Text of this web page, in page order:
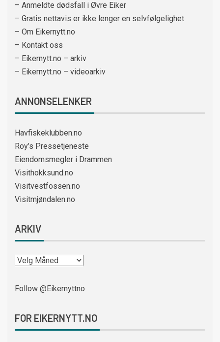
– Anmeldte dødsfall i Øvre Eiker
– Gratis nettavis er ikke lenger en selvfølgelighet
– Om Eikernytt.no
– Kontakt oss
– Eikernytt.no – arkiv
– Eikernytt.no – videoarkiv
ANNONSELENKER
Havfiskeklubben.no
Roy’s Pressetjeneste
Eiendomsmegler i Drammen
Visithokksund.no
Visitvestfossen.no
Visitmjøndalen.no
ARKIV
Follow @Eikernyttno
FOR EIKERNYTT.NO